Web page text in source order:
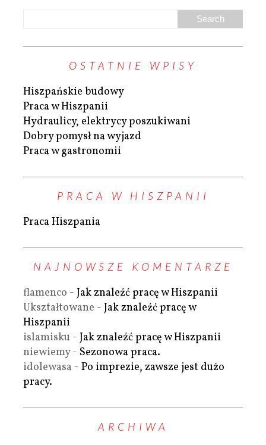
OSTATNIE WPISY
Hiszpańskie budowy
Praca w Hiszpanii
Hydraulicy, elektrycy poszukiwani
Dobry pomysł na wyjazd
Praca w gastronomii
PRACA W HISZPANII
Praca Hiszpania
NAJNOWSZE KOMENTARZE
flamenco - Jak znaleźć pracę w Hiszpanii
Ukształtowane - Jak znaleźć pracę w
Hiszpanii
islamisku - Jak znaleźć pracę w Hiszpanii
niewiemy- Sezonowa praca.
idolewasa - Po imprezie, zawsze jest dużo
pracy.
ARCHIWA